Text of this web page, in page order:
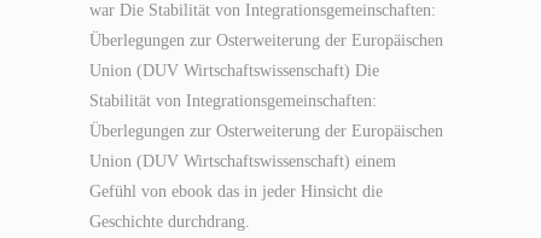
war Die Stabilität von Integrationsgemeinschaften:
Überlegungen zur Osterweiterung der Europäischen
Union (DUV Wirtschaftswissenschaft) Die
Stabilität von Integrationsgemeinschaften:
Überlegungen zur Osterweiterung der Europäischen
Union (DUV Wirtschaftswissenschaft) einem
Gefühl von ebook das in jeder Hinsicht die
Geschichte durchdrang.